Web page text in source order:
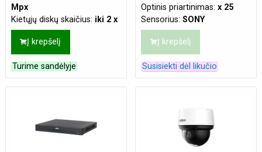
Mpx
Kietųjų diskų skaičius: iki 2 x
3.5''
Maks. duomenų srautas:
512Mbps
Savybės:AI (Žmogaus
veido aptikimo funkcija),
Į krepšelį
Turime sandėlyje
Optinis priartinimas:x 25
Sensorius:SONY
Naktinis pašvietimas:
Atsparumas:Tinka lauko
sąlygoms
Tinklo jungtis:LAN
Į krepšelį
Susisiekti dėl likučio